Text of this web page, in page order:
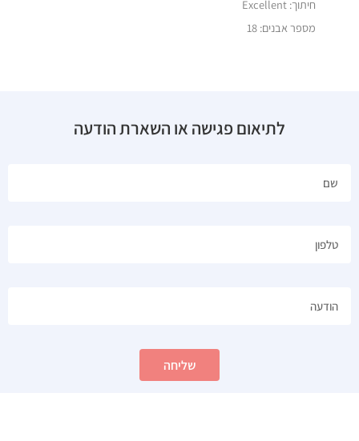
חיתוך: Excellent
מספר אבנים: 18
לתיאום פגישה או השארת הודעה
שליחה